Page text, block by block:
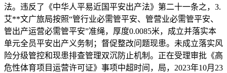
法。违反了《中华人平易近国平安出产法》第二十一条之，3.
艾**文广旅局按照“管行业必需管平安、管营业必需管平安、
管出产运营必需管平安”准绳，厚度0.0085米，成立并落实本
单元全员平安出产义务制；督促整改问题现患。未成立落实风
险分级管控和现患排查管理双沉防止机制。正在受理审批《高
危性体育项目运营许可证》事项中超时间，局，2023年10月23